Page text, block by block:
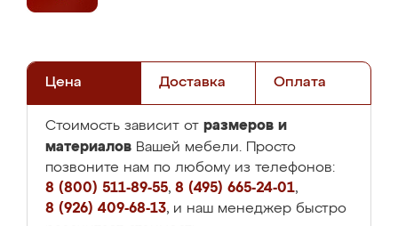
Цена Доставка Оплата
Стоимость зависит от размеров и
материалов Вашей мебели. Просто
позвоните нам по любому из телефонов:
8 (800) 511-89-55, 8 (495) 665-24-01,
8 (926) 409-68-13, и наш менеджер быстро